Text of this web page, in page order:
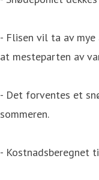
- Flisen vil ta av
at mesteparten av
- Det forventes et
sommeren.
- Kostnadsberegnet